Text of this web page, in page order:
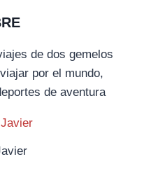
de dos gemelos
por el mundo,
de aventura